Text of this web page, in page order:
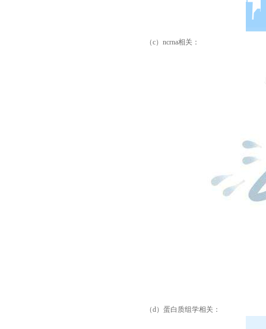
（c） ncrna相关：
（d）蛋白质组学相关：